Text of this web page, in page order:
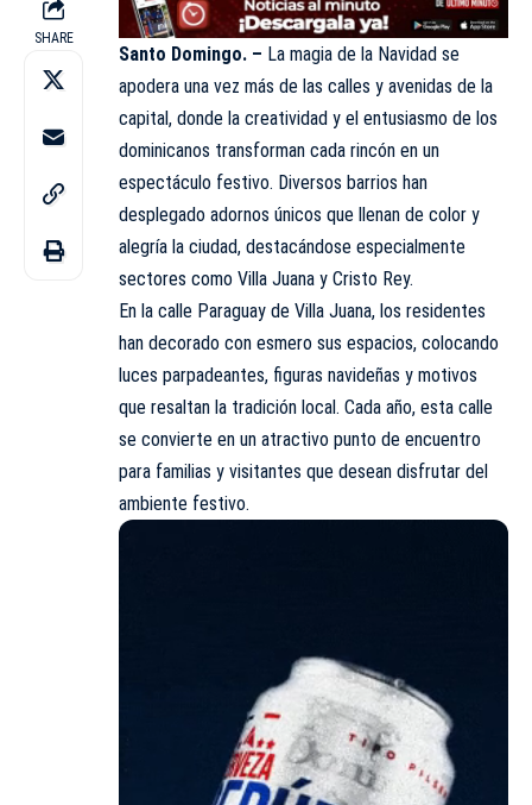
SHARE
Santo Domingo. – La magia de la Navidad se
apodera una vez más de las calles y avenidas de la
capital, donde la creatividad y el entusiasmo de los
dominicanos transforman cada rincón en un
espectáculo festivo. Diversos barrios han
desplegado adornos únicos que llenan de color y
alegría la ciudad, destacándose especialmente
sectores como Villa Juana y Cristo Rey.
En la calle Paraguay de Villa Juana, los residentes
han decorado con esmero sus espacios, colocando
luces parpadeantes, figuras navideñas y motivos
que resaltan la tradición local. Cada año, esta calle
se convierte en un atractivo punto de encuentro
para familias y visitantes que desean disfrutar del
ambiente festivo.